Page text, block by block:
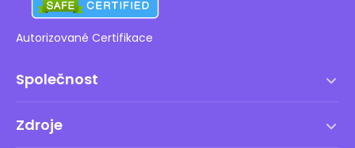
Autorizované Certifikace
Společnost
Licenční smlouva s koncovým uživatelem
Zdroje